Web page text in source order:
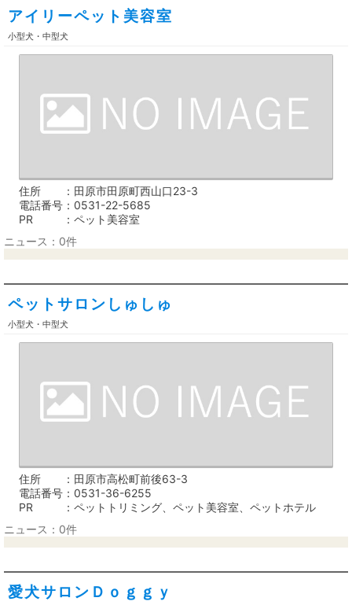
アイリーペット美容室
小型犬・中型犬
住所
田原市田原町西山口23-3
電話番号
0531-22-5685
PR
ペット美容室
ニュース：0件
ペットサロンしゅしゅ
小型犬・中型犬
住所
田原市高松町前後63-3
電話番号
0531-36-6255
PR
ペットトリミング、ペット美容室、ペットホテル
ニュース：0件
愛犬サロンＤｏｇｇｙ